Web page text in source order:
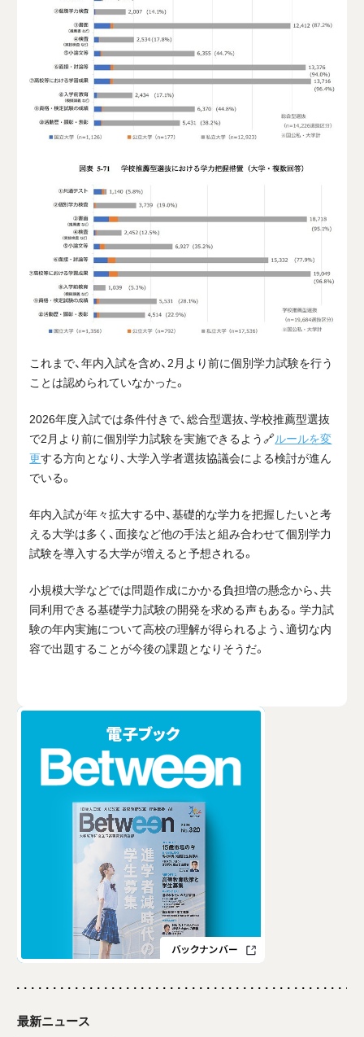
これまで、年内入試を含め、2月より前に個別学力試験を行う
ことは認められていなかった。
2026年度入試では条件付きで、総合型選抜、学校推薦型選抜
で2月より前に個別学力試験を実施できるよう🔗ルールを変
更する方向となり、大学入学者選抜協議会による検討が進ん
でいる。
年内入試が年々拡大する中、基礎的な学力を把握したいと考
える大学は多く、面接など他の手法と組み合わせて個別学力
試験を導入する大学が増えると予想される。
小規模大学などでは問題作成にかかる負担増の懸念から、共
同利用できる基礎学⼒試験の開発を求める声もある。学力試
験の年内実施について高校の理解が得られるよう、適切な内
容で出題することが今後の課題となりそうだ。
最新ニュース